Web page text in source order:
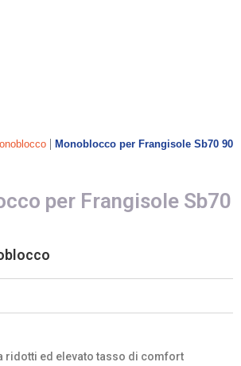
| Monoblocco per Frangisole Sb70 90
per Frangisole Sb70
ridotti ed elevato tasso di comfort